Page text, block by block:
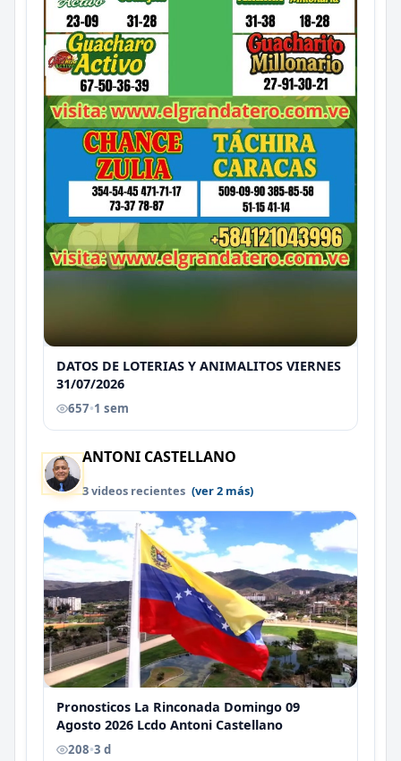
DATOS DE LOTERIAS Y ANIMALITOS VIERNES
31/07/2026
657•1 sem
ANTONI CASTELLANO
3 videos recientes (ver 2 más)
Pronosticos La Rinconada Domingo 09
Agosto 2026 Lcdo Antoni Castellano
208•3 d